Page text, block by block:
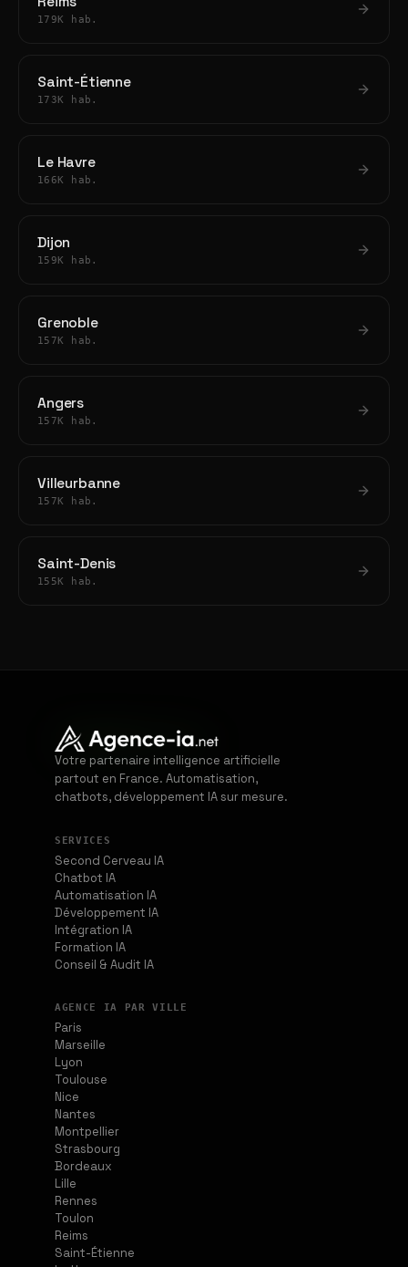
179K hab.
Saint-Étienne
173K hab.
Le Havre
166K hab.
Dijon
159K hab.
Grenoble
157K hab.
Angers
157K hab.
Villeurbanne
157K hab.
Saint-Denis
155K hab.
Votre partenaire intelligence artificielle
partout en France. Automatisation,
chatbots, développement IA sur mesure.
SERVICES
Second Cerveau IA
Chatbot IA
Automatisation IA
Développement IA
Intégration IA
Formation IA
Conseil & Audit IA
AGENCE IA PAR VILLE
Paris
Marseille
Lyon
Toulouse
Nice
Nantes
Montpellier
Strasbourg
Bordeaux
Lille
Rennes
Toulon
Reims
Saint-Étienne